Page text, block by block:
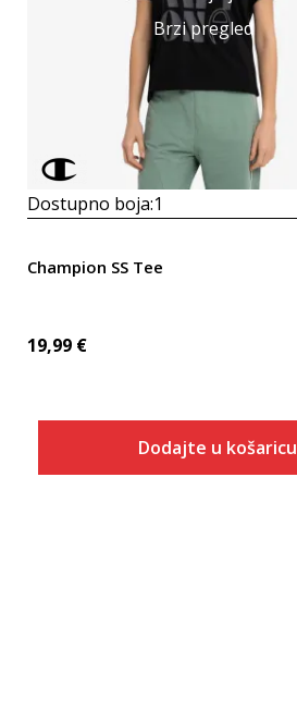
Brzi pregled
Dostupno boja:1
Champion SS Tee
19,99 €
Dodajte u košaricu